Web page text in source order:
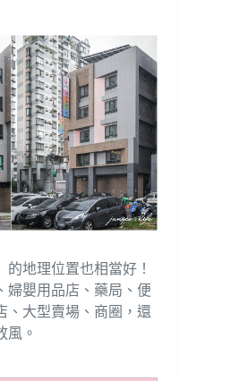
的地理位置也相當好！
婦嬰用品店、藥局、便
、大型賣場、商圈，還
風。